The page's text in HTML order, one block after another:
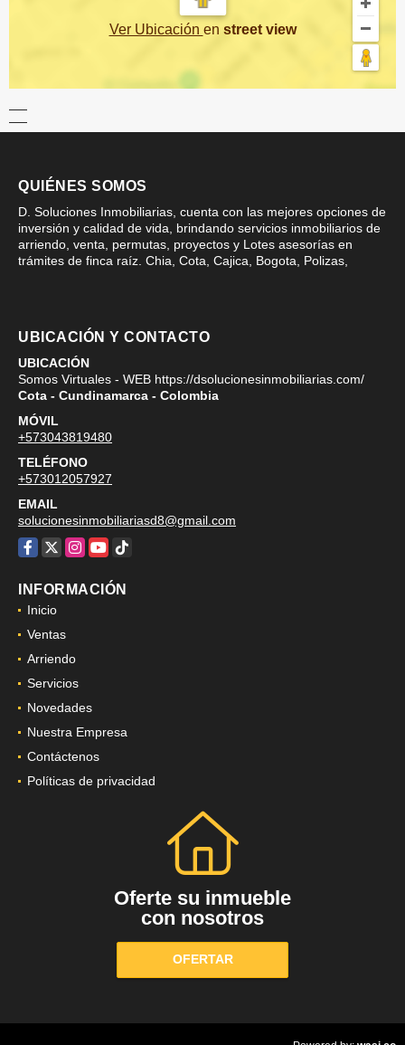
Ver Ubicación en street view
QUIÉNES SOMOS
D. Soluciones Inmobiliarias, cuenta con las mejores opciones de
inversión y calidad de vida, brindando servicios inmobiliarios de
arriendo, venta, permutas, proyectos y Lotes asesorías en
trámites de finca raíz. Chia, Cota, Cajica, Bogota, Polizas,
UBICACIÓN Y CONTACTO
UBICACIÓN
Somos Virtuales - WEB https://dsolucionesinmobiliarias.com/
Cota - Cundinamarca - Colombia
MÓVIL
+573043819480
TELÉFONO
+573012057927
EMAIL
solucionesinmobiliariasd8@gmail.com
Facebook
X Instagram
YouTube
TikTok
INFORMACIÓN
Inicio
Ventas
Arriendo
Servicios
Novedades
Nuestra Empresa
Contáctenos
Políticas de privacidad
Oferte su inmueble
con nosotros
OFERTAR